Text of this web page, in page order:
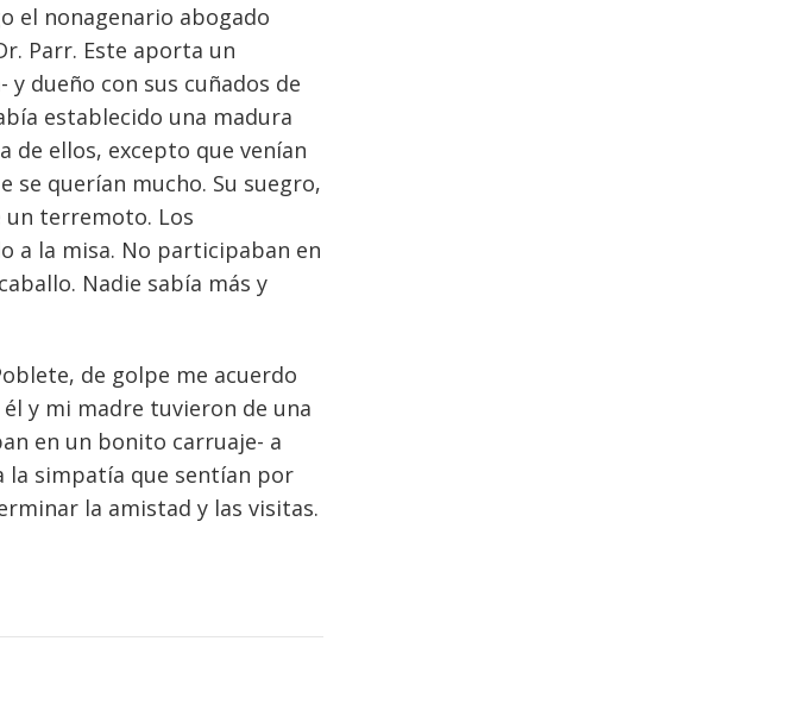
el nonagenario abogado
Parr. Este aporta un
dueño con sus cuñados de
establecido una madura
de ellos, excepto que venían
se querían mucho. Su suegro,
un terremoto. Los
a la misa. No participaban en
Nadie sabía más y
de golpe me acuerdo
y mi madre tuvieron de una
en un bonito carruaje- a
la simpatía que sentían por
la amistad y las visitas.